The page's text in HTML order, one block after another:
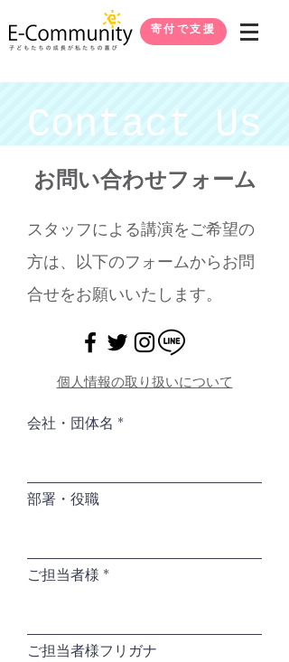
寄付で支援
Contact Us
​お問い合わせフォーム
スタッフによる講演をご希望の
方は、以下のフォームからお問
合せをお願いいたします。
個人情報の取り扱いについて
会社・団体名
部署・役職
ご担当者様
ご担当者様フリガナ